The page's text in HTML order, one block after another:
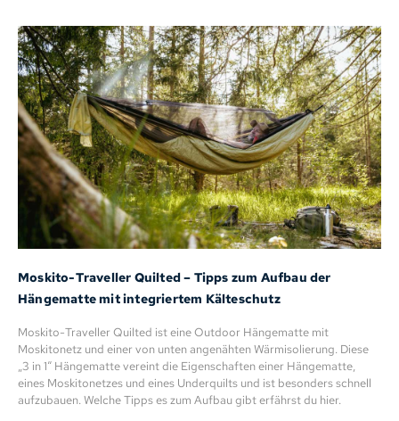
Moskito-Traveller Quilted – Tipps zum Aufbau der
Hängematte mit integriertem Kälteschutz
Moskito-Traveller Quilted ist eine Outdoor Hängematte mit
Moskitonetz und einer von unten angenähten Wärmisolierung. Diese
„3 in 1“ Hängematte vereint die Eigenschaften einer Hängematte,
eines Moskitonetzes und eines Underquilts und ist besonders schnell
aufzubauen. Welche Tipps es zum Aufbau gibt erfährst du hier.